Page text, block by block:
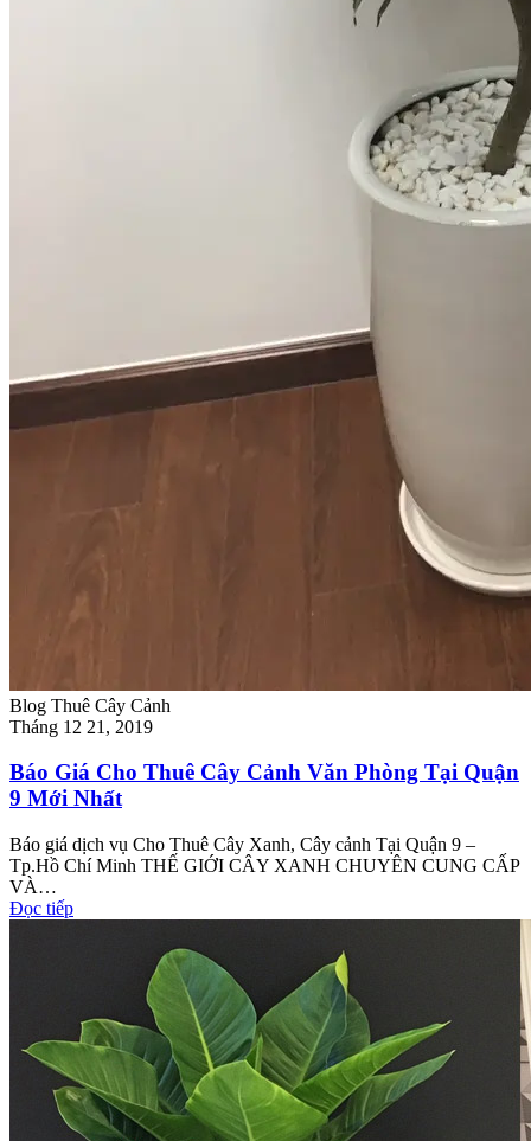
Blog Thuê Cây Cảnh
Tháng 12 21, 2019
Báo Giá Cho Thuê Cây Cảnh Văn Phòng Tại Quận
9 Mới Nhất
Báo giá dịch vụ Cho Thuê Cây Xanh, Cây cảnh Tại Quận 9 –
Tp.Hồ Chí Minh THẾ GIỚI CÂY XANH CHUYÊN CUNG CẤP
VÀ…
Đọc tiếp